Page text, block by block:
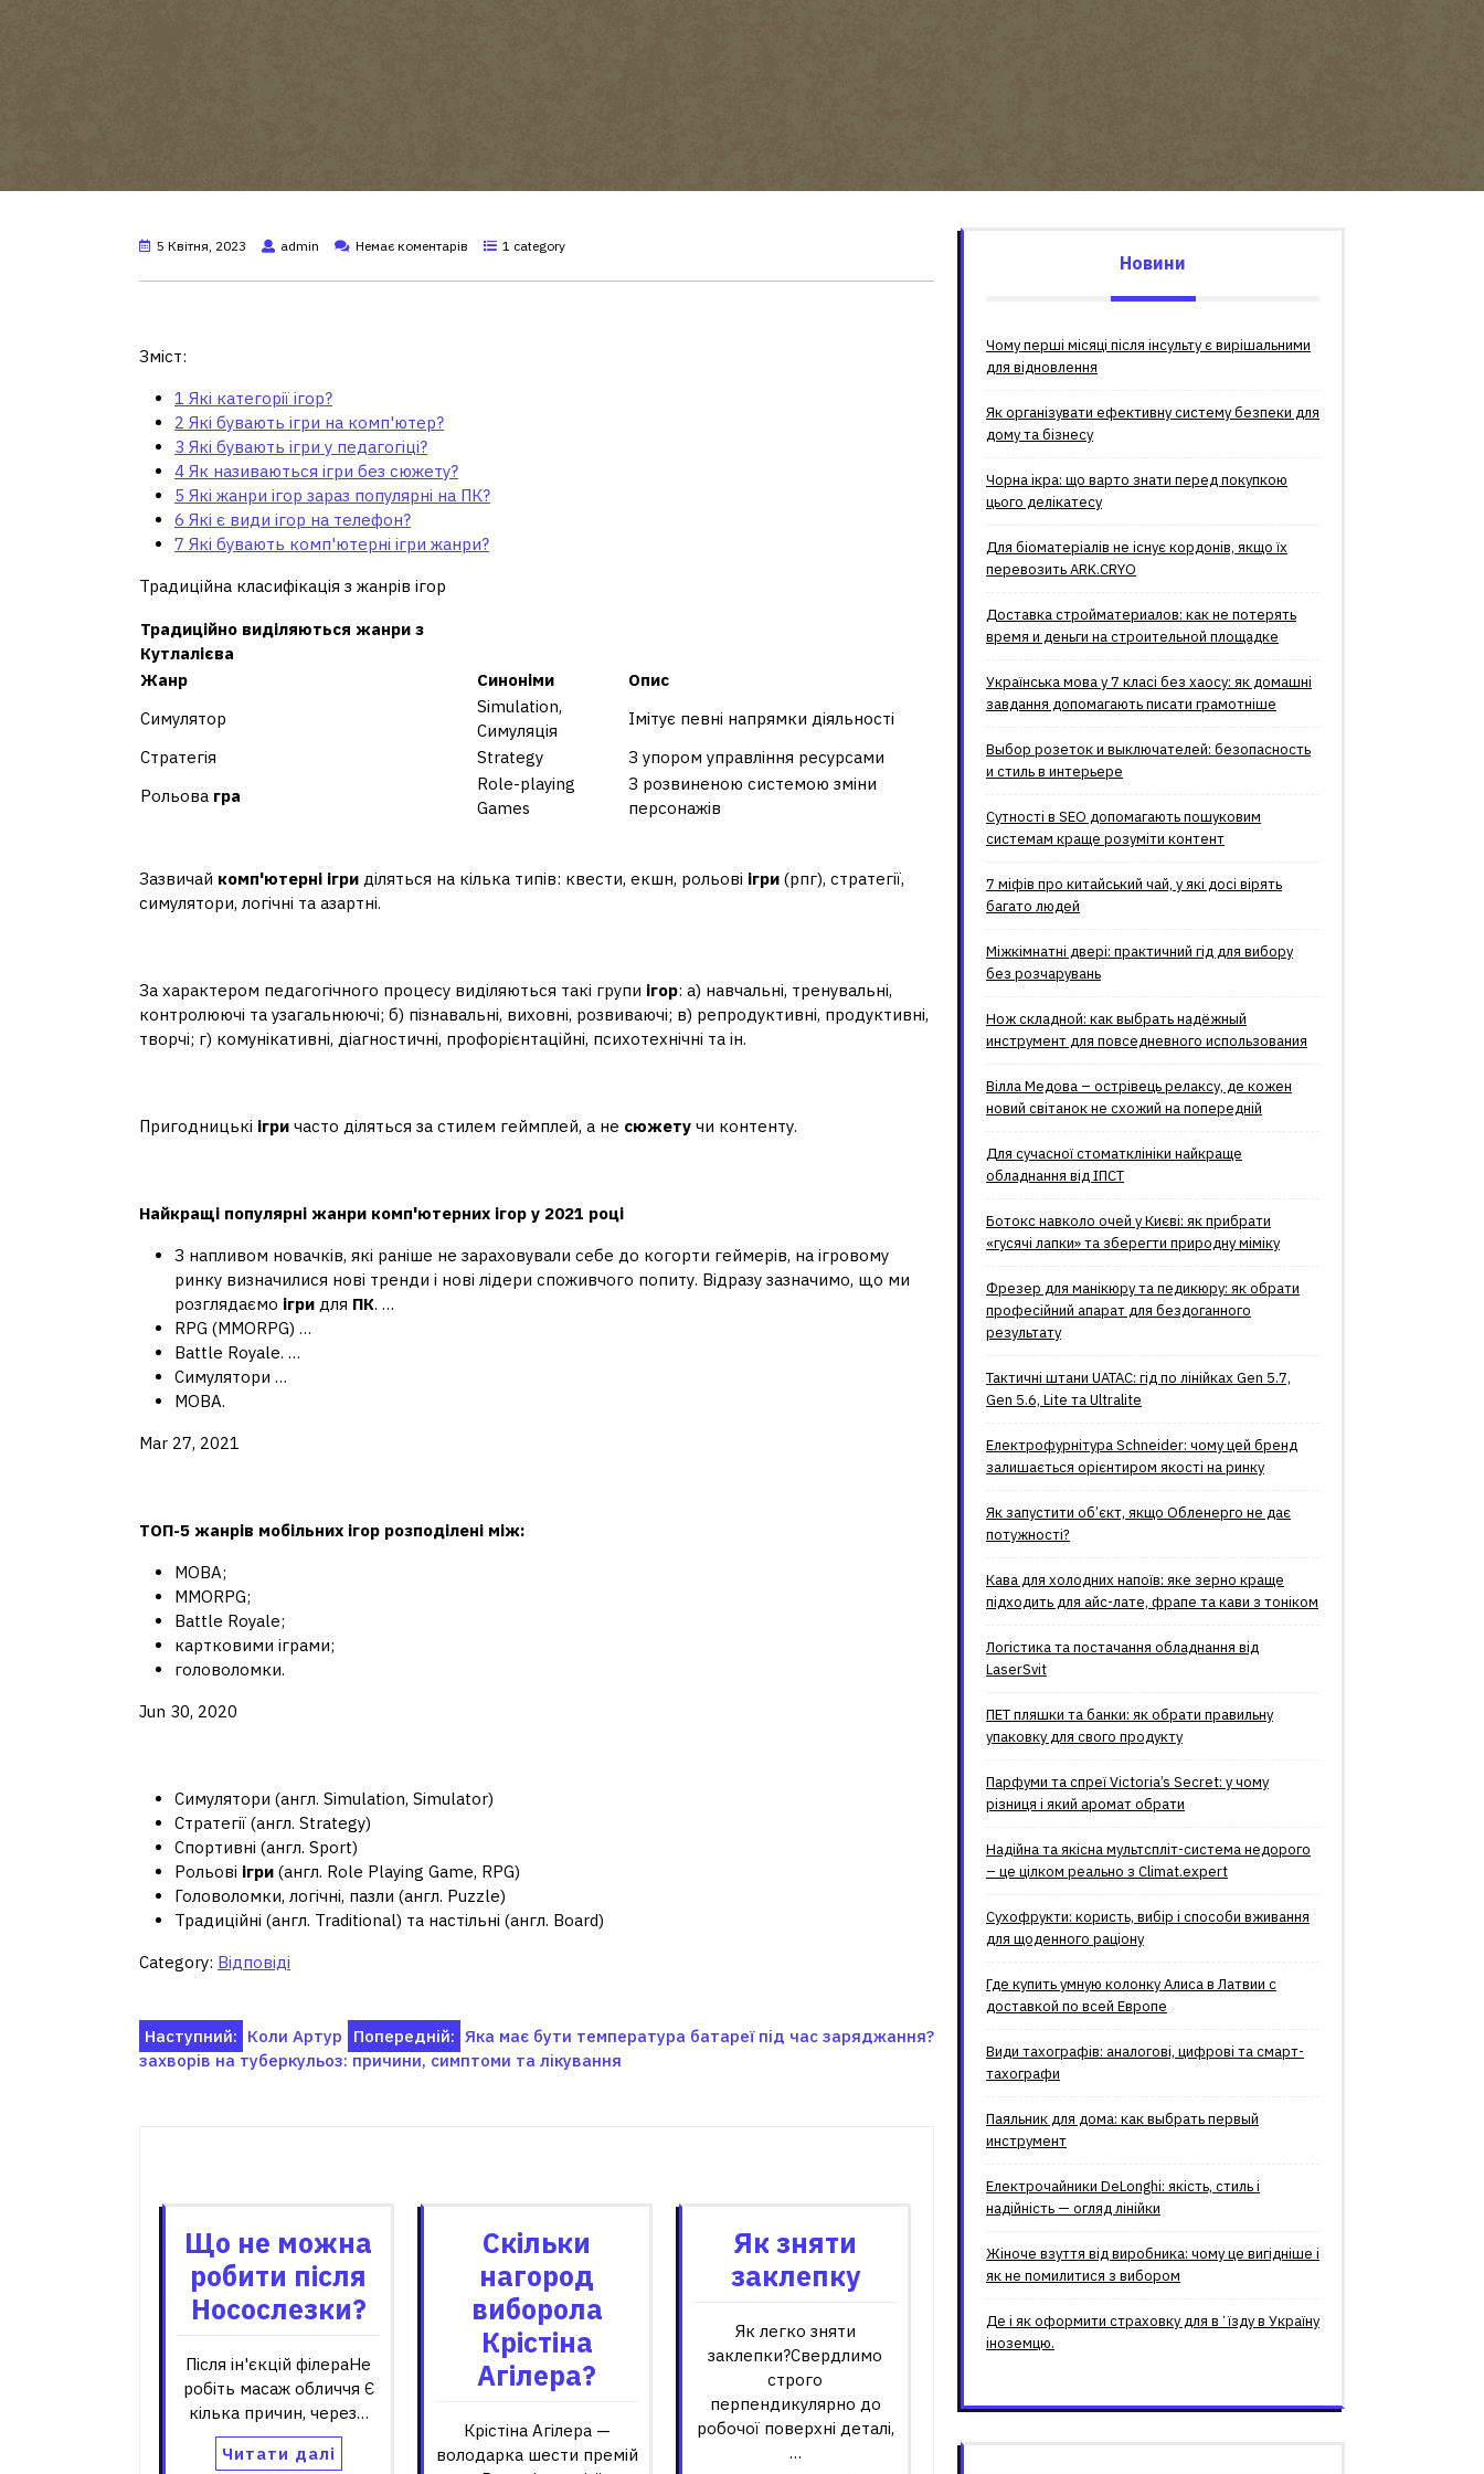
5 Квітня, 2023 admin Немає коментарів 1 category
Зміст:
1 Які категорії ігор?
2 Які бувають ігри на комп'ютер?
3 Які бувають ігри у педагогіці?
4 Як називаються ігри без сюжету?
5 Які жанри ігор зараз популярні на ПК?
6 Які є види ігор на телефон?
7 Які бувають комп'ютерні ігри жанри?
Традиційна класифікація з жанрів ігор
Традиційно виділяються жанри з
Кутлалієва
Жанр
Синоніми
Опис
Симулятор
Simulation,
Симуляція
Імітує певні напрямки діяльності
Стратегія
Strategy
З упором управління ресурсами
Рольова гра
Role-playing
Games
З розвиненою системою зміни
персонажів
Зазвичай комп'ютерні ігри діляться на кілька типів: квести, екшн, рольові ігри (рпг), стратегії,
симулятори, логічні та азартні.
За характером педагогічного процесу виділяються такі групи ігор: а) навчальні, тренувальні,
контролюючі та узагальнюючі; б) пізнавальні, виховні, розвиваючі; в) репродуктивні, продуктивні,
творчі; г) комунікативні, діагностичні, профорієнтаційні, психотехнічні та ін.
Пригодницькі ігри часто діляться за стилем геймплей, а не сюжету чи контенту.
Найкращі популярні жанри комп'ютерних ігор у 2021 році
З напливом новачків, які раніше не зараховували себе до когорти геймерів, на ігровому
ринку визначилися нові тренди і нові лідери споживчого попиту. Відразу зазначимо, що ми
розглядаємо ігри для ПК. …
RPG (MMORPG) …
Battle Royale. …
Симулятори …
MOBA.
Mar 27, 2021
ТОП-5 жанрів мобільних ігор розподілені між:
MOBA;
MMORPG;
Battle Royale;
картковими іграми;
головоломки.
Jun 30, 2020
Симулятори (англ. Simulation, Simulator)
Стратегії (англ. Strategy)
Спортивні (англ. Sport)
Рольові ігри (англ. Role Playing Game, RPG)
Головоломки, логічні, пазли (англ. Puzzle)
Традиційні (англ. Traditional) та настільні (англ. Board)
Category: Відповіді
Навігація
Попередній: Яка має бути температура батареї під час заряджання?
Наступний: Коли Артур
захворів на туберкульоз: причини, симптоми та лікування
Що не можна
робити після
Носослезки?
Після ін'єкцій філераНе
робіть масаж обличчя Є
кілька причин, через…
Читати далі
Скільки
нагород
виборола
Крістіна
Агілера?
Крістіна Агілера —
володарка шести премій
Як зняти
заклепку
Як легко зняти
заклепки?Свердлимо
строго
перпендикулярно до
робочої поверхні деталі,
…
Новини
Чому перші місяці після інсульту є вирішальними
для відновлення
Як організувати ефективну систему безпеки для
дому та бізнесу
Чорна ікра: що варто знати перед покупкою
цього делікатесу
Для біоматеріалів не існує кордонів, якщо їх
перевозить ARK.CRYO
Доставка стройматериалов: как не потерять
время и деньги на строительной площадке
Українська мова у 7 класі без хаосу: як домашні
завдання допомагають писати грамотніше
Выбор розеток и выключателей: безопасность
и стиль в интерьере
Сутності в SEO допомагають пошуковим
системам краще розуміти контент
7 міфів про китайський чай, у які досі вірять
багато людей
Міжкімнатні двері: практичний гід для вибору
без розчарувань
Нож складной: как выбрать надёжный
инструмент для повседневного использования
Вілла Медова – острівець релаксу, де кожен
новий світанок не схожий на попередній
Для сучасної стоматклініки найкраще
обладнання від ІПСТ
Ботокс навколо очей у Києві: як прибрати
«гусячі лапки» та зберегти природну міміку
Фрезер для манікюру та педикюру: як обрати
професійний апарат для бездоганного
результату
Тактичні штани UATAC: гід по лінійках Gen 5.7,
Gen 5.6, Lite та Ultralite
Електрофурнітура Schneider: чому цей бренд
залишається орієнтиром якості на ринку
Як запустити об’єкт, якщо Обленерго не дає
потужності?
Кава для холодних напоїв: яке зерно краще
підходить для айс-лате, фрапе та кави з тоніком
Логістика та постачання обладнання від
LaserSvit
ПЕТ пляшки та банки: як обрати правильну
упаковку для свого продукту
Парфуми та спреї Victoria’s Secret: у чому
різниця і який аромат обрати
Надійна та якісна мультспліт-система недорого
– це цілком реально з Climat.еxpert
Сухофрукти: користь, вибір і способи вживання
для щоденного раціону
Где купить умную колонку Алиса в Латвии с
доставкой по всей Европе
Види тахографів: аналогові, цифрові та смарт-
тахографи
Паяльник для дома: как выбрать первый
инструмент
Електрочайники DeLonghi: якість, стиль і
надійність — огляд лінійки
Жіноче взуття від виробника: чому це вигідніше і
як не помилитися з вибором
Де і як оформити страховку для вʼїзду в Україну
іноземцю.